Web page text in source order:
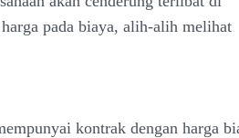
pada biaya, alih-alih melihat
kontrak dengan harga